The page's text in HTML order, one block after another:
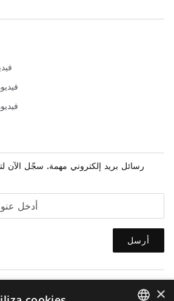
رسائل بريد إلكتروني مهمة. سجّل الآن
أدخل
أرسل
×